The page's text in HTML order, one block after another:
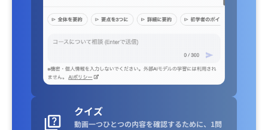
クイズ
動画一つひとつの内容を確認するために、1問